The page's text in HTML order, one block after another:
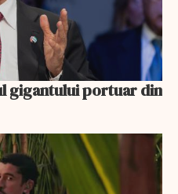
gigantului portuar din